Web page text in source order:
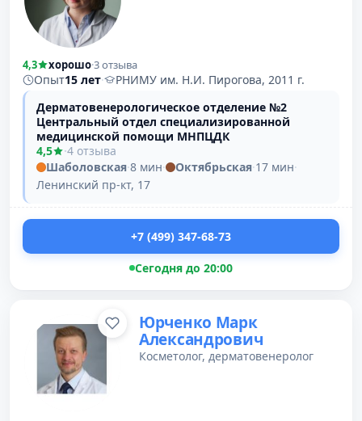
4,3 хорошо·3 отзыва
Опыт15 лет·
РНИМУ им. Н.И. Пирогова, 2011 г.
Дерматовенерологическое отделение №2
Центральный отдел специализированной
медицинской помощи МНПЦДК
4,5
·4 отзыва
Шаболовская·8 мин· Октябрьская·17 мин·
Ленинский пр-кт, 17
+7 (499) 347-68-73
Сегодня до 20:00
Юрченко Марк
Александрович
Косметолог, дерматовенеролог